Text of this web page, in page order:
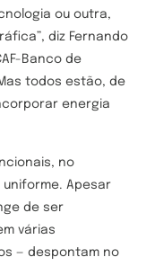
ou outra,
diz Fernando
Banco de
todos estão, de
energia
no
Apesar
de ser
várias
— despontam no